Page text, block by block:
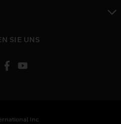
SIE UNS
Inc